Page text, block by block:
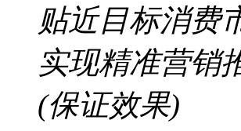
贴近目标消费
实现精准营销
(保证效果)